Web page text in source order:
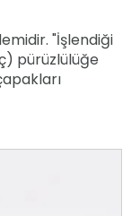
"İşlendiği
pürüzlülüğe